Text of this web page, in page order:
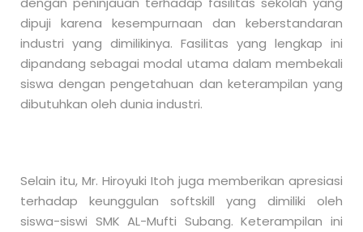
dipuji karena kesempurnaan dan keberstandaran
industri yang dimilikinya. Fasilitas yang lengkap ini
dipandang sebagai modal utama dalam membekali
siswa dengan pengetahuan dan keterampilan yang
dibutuhkan oleh dunia industri.
Selain itu, Mr. Hiroyuki Itoh juga memberikan apresiasi
terhadap keunggulan softskill yang dimiliki oleh
siswa-siswi SMK AL-Mufti Subang. Keterampilan ini